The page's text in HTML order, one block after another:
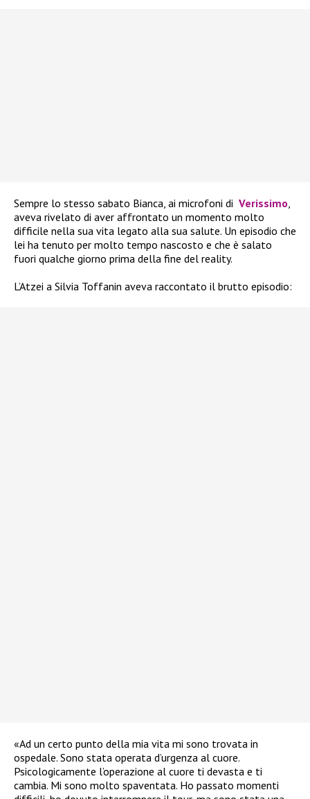
Sempre lo stesso sabato Bianca, ai microfoni di Verissimo,
aveva rivelato di aver affrontato un momento molto
difficile nella sua vita legato alla sua salute. Un episodio che
lei ha tenuto per molto tempo nascosto e che è salato
fuori qualche giorno prima della fine del reality.
L’Atzei a Silvia Toffanin aveva raccontato il brutto episodio:
«Ad un certo punto della mia vita mi sono trovata in
ospedale. Sono stata operata d’urgenza al cuore.
Psicologicamente l’operazione al cuore ti devasta e ti
cambia. Mi sono molto spaventata. Ho passato momenti